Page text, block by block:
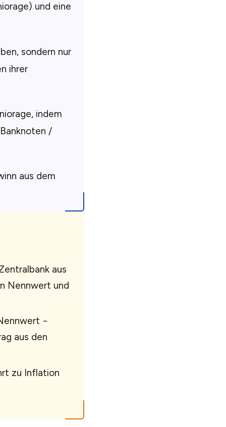
und eine
sondern nur
ihrer
indem
/
aus dem
aus
Nennwert und
−
aus den
zu Inflation